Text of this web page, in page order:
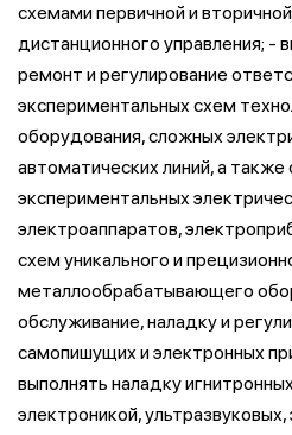
схемами первичной и
дистанционного управления; -
ремонт и регулирование
экспериментальных схем
оборудования, сложных
автоматических линий, а
экспериментальных
электроаппаратов,
схем уникального и
металлообрабатывающего
обслуживание, наладку и
самопишущих и электронных
выполнять наладку
электроникой,